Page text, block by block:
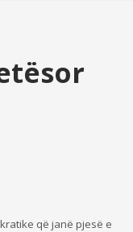
që janë pjesë e